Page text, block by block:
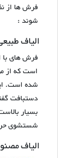
فرش ها از
شوند :
الیاف
فرش های با
است که از
شده است.
دستبافت
بسیار
شستشوی
الیاف